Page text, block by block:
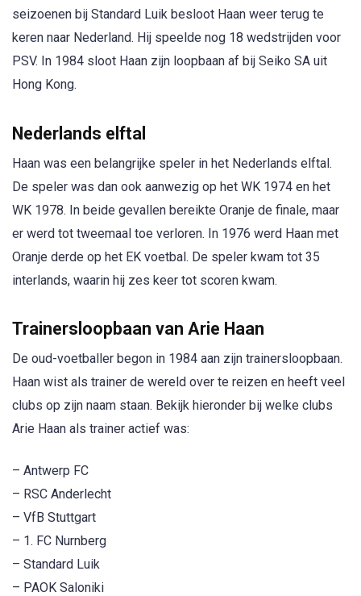
seizoenen bij Standard Luik besloot Haan weer terug te
keren naar Nederland. Hij speelde nog 18 wedstrijden voor
PSV. In 1984 sloot Haan zijn loopbaan af bij Seiko SA uit
Hong Kong.
Nederlands elftal
Haan was een belangrijke speler in het Nederlands elftal.
De speler was dan ook aanwezig op het WK 1974 en het
WK 1978. In beide gevallen bereikte Oranje de finale, maar
er werd tot tweemaal toe verloren. In 1976 werd Haan met
Oranje derde op het EK voetbal. De speler kwam tot 35
interlands, waarin hij zes keer tot scoren kwam.
Trainersloopbaan van Arie Haan
De oud-voetballer begon in 1984 aan zijn trainersloopbaan.
Haan wist als trainer de wereld over te reizen en heeft veel
clubs op zijn naam staan. Bekijk hieronder bij welke clubs
Arie Haan als trainer actief was:
– Antwerp FC
– RSC Anderlecht
– VfB Stuttgart
– 1. FC Nurnberg
– Standard Luik
– PAOK Saloniki